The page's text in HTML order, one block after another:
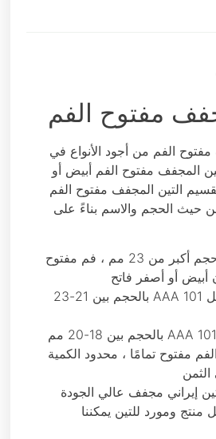
مفتوح الفم
مفتوح الفم من أجود الأنواع في
المجفف مفتوح الفم أبيض أو
التين المجفف مفتوح الفم
حيث الحجم والاسم بناءً على
101 ، AAA: حجم أكبر من 23 مم ، فم مفتوح
أبيض أو أصفر فاتح
101 ، AA: مثل 101 AAA بالحجم بين 21-23
الفم مفتوح تمامًا ، محدود الكمية
إيراني مجفف عالي الجودة
ومورد للتين يمكننا